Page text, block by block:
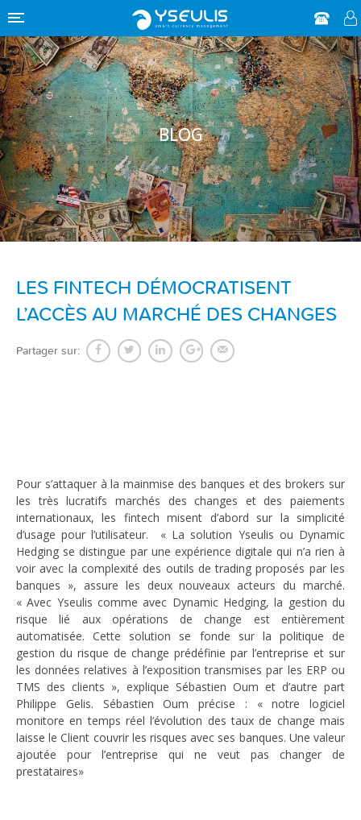
BLOG
LES FINTECH DÉMOCRATISENT
L’ACCÈS AU MARCHÉ DES CHANGES
Partager sur:
Pour s’attaquer à la mainmise des banques et des brokers sur
les très lucratifs marchés des changes et des paiements
internationaux, les fintech misent d’abord sur la simplicité
d’usage pour l’utilisateur. « La solution Yseulis ou Dynamic
Hedging se distingue par une expérience digitale qui n’a rien à
voir avec la complexité des outils de trading proposés par les
banques », assure les deux nouveaux acteurs du marché.
« Avec Yseulis comme avec Dynamic Hedging, la gestion du
risque lié aux opérations de change est entièrement
automatisée. Cette solution se fonde sur la politique de
gestion du risque de change prédéfinie par l’entreprise et sur
les données relatives à l’exposition transmises par les ERP ou
TMS des clients », explique Sébastien Oum et d’autre part
Philippe Gelis. Sébastien Oum précise : « notre logiciel
monitore en temps réel l’évolution des taux de change mais
laisse le Client couvrir les risques avec ses banques. Une valeur
ajoutée pour l’entreprise qui ne veut pas changer de
prestataires»